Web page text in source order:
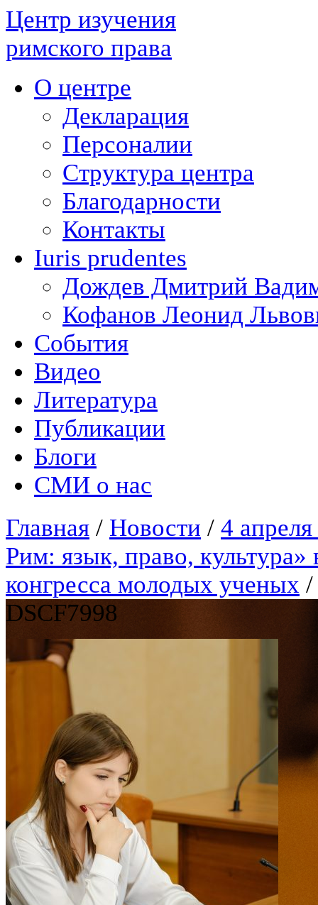
Центр изучения
римского права
О центре
Декларация
Персоналии
Структура центра
Благодарности
Контакты
Iuris prudentes
Дождев Дмитрий
Кофанов Леонид
События
Видео
Литература
Публикации
Блоги
СМИ о нас
Главная / Новости / 4
Рим: язык, право,
конгресса молодых ученых
DSCF7998